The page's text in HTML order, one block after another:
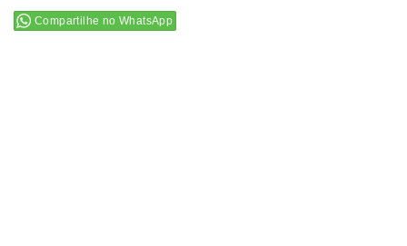
Compartilhe no WhatsApp